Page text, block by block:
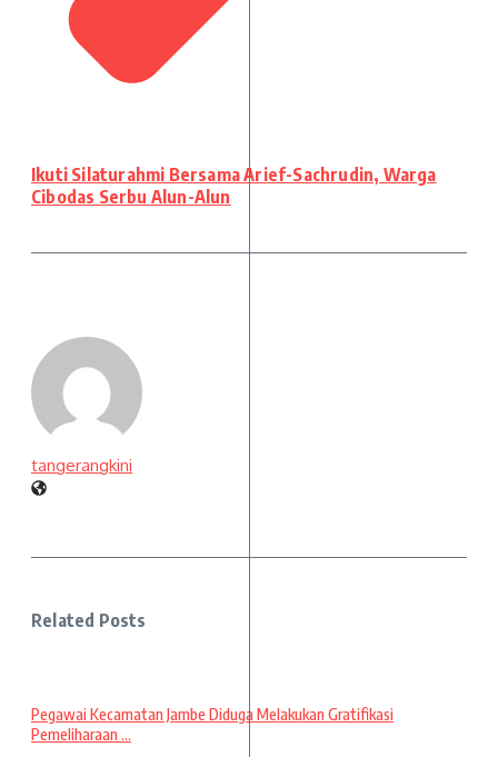
Ikuti Silaturahmi Bersama Arief-Sachrudin, Warga
Cibodas Serbu Alun-Alun
tangerangkini
Related Posts
Pegawai Kecamatan Jambe Diduga Melakukan Gratifikasi
Pemeliharaan ...